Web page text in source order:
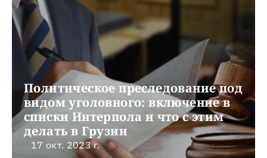
Политическое преследование под
видом уголовного: включение в
списки Интерпола и что с этим
делать в Грузии
17 окт. 2023 г.